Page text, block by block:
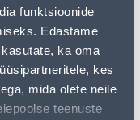
funktsioonide
Edastame
ka oma
kes
mida olete neile
teenuste
- oma
või
et leida
ostlemist!
lillesibul.